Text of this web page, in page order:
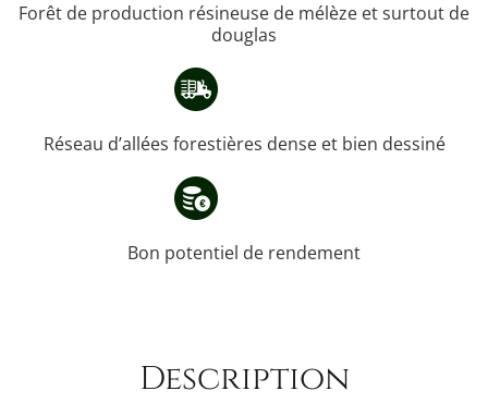
Forêt de production résineuse de mélèze et surtout de
douglas
Réseau d’allées forestières dense et bien dessiné
Bon potentiel de rendement
Description